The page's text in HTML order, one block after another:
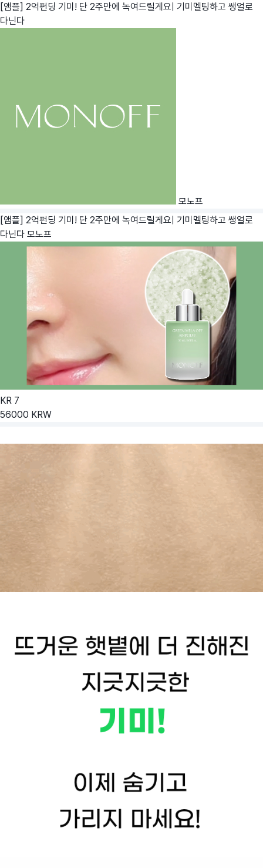
[앰플] 2억펀딩 기미! 단 2주만에 녹여드릴게요| 기미멜팅하고 쌩얼로
다닌다
모노프
[앰플] 2억펀딩 기미! 단 2주만에 녹여드릴게요| 기미멜팅하고 쌩얼로
다닌다 모노프
KR 7
56000 KRW